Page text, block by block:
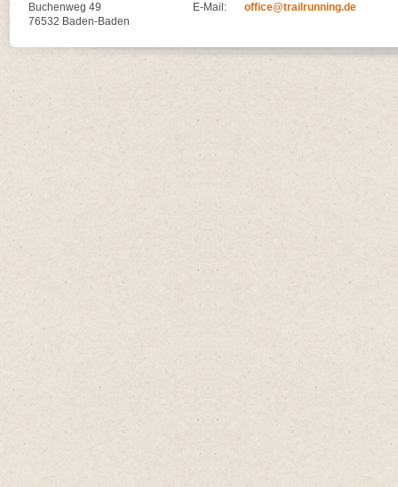
Buchenweg 49
76532 Baden-Baden
E-Mail:
office@trailrunning.de